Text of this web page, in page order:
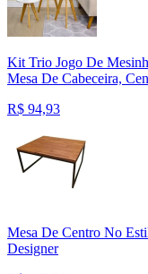
Kit Trio Jogo De
Mesa De Cabeceira,
R$ 94,93
Mesa De Centro No
Designer